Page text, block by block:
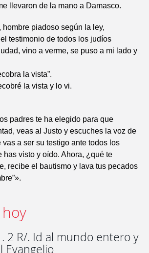
llevaron de la mano a Damasco.
hombre piadoso según la ley,
testimonio de todos los judíos
vino a verme, se puso a mi lado y
la vista”.
la vista y lo vi.
padres te ha elegido para que
veas al Justo y escuches la voz de
a ser su testigo ante todos los
has visto y oído. Ahora, ¿qué te
recibe el bautismo y lava tus pecados
2 R/. Id al mundo entero y
Evangelio